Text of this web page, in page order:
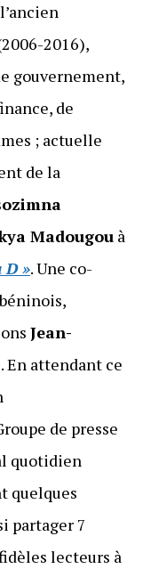
2016),
gouvernement,
de
; actuelle
de la
Madougouà
D ». Une co-
Jean-
En attendant ce
de presse
quotidien
quelques
partager 7
lecteurs à